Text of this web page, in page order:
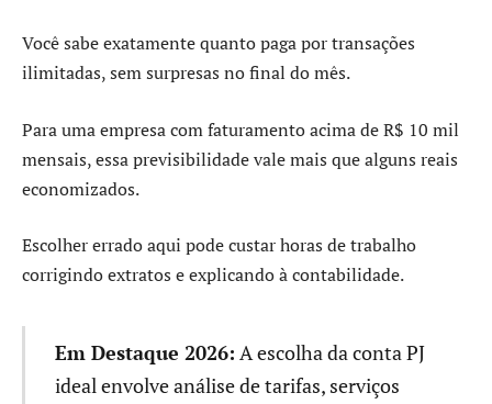
Você sabe exatamente quanto paga por transações
ilimitadas, sem surpresas no final do mês.
Para uma empresa com faturamento acima de R$ 10 mil
mensais, essa previsibilidade vale mais que alguns reais
economizados.
Escolher errado aqui pode custar horas de trabalho
corrigindo extratos e explicando à contabilidade.
Em Destaque 2026: A escolha da conta PJ
ideal envolve análise de tarifas, serviços